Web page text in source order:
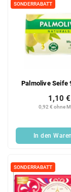
k
e
SONDERRABATT
Palmolive Seife
0,92 € ohne
1,10 €
In den
SONDERRABATT